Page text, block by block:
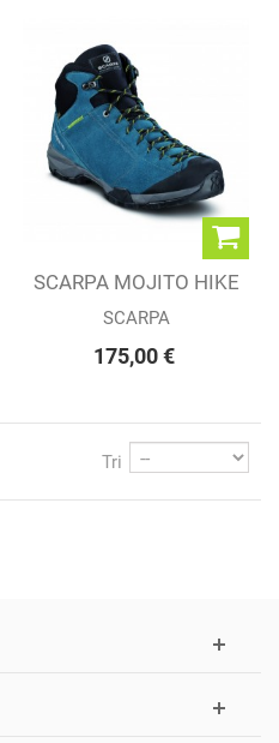
SCARPA MOJITO HIKE
GTX LAKE BLUE...
SCARPA
175,00 €
Tri